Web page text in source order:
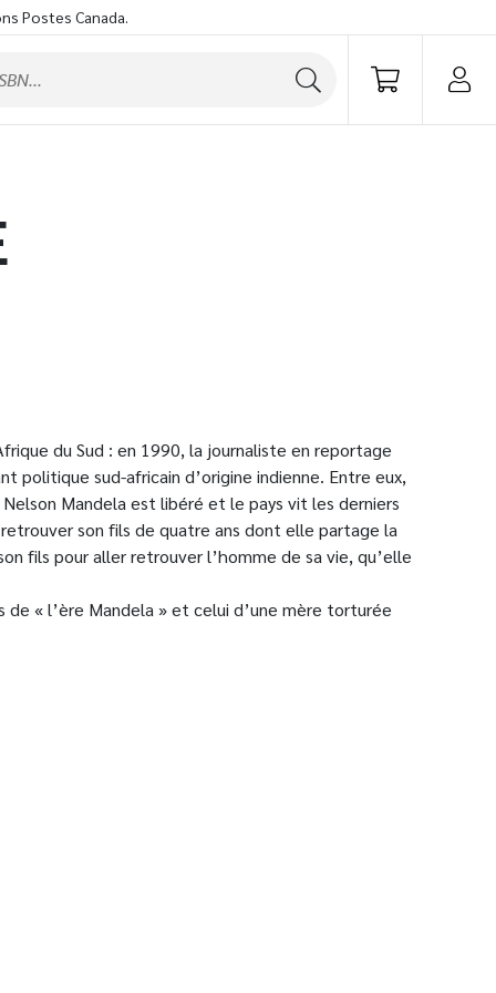
Postes Canada.
du Sud : en 1990, la journaliste en reportage
politique sud-africain d’origine indienne. Entre eux,
Mandela est libéré et le pays vit les derniers
son fils de quatre ans dont elle partage la
fils pour aller retrouver l’homme de sa vie, qu’elle
« l’ère Mandela » et celui d’une mère torturée